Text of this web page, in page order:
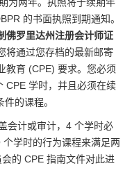
为两年。执照将于续期年
的书面执照到期通知。
佛罗里达州注册会计师证
将通过您存档的最新邮寄
教育 (CPE) 要求。您必须
CPE 学时，并且必须在续
的课程。
会计或审计，4 个学时必
学时的行为课程来满足两
的 CPE 指南文件对此进